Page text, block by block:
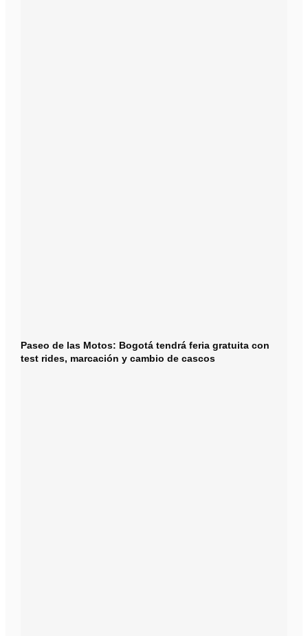
Paseo de las Motos: Bogotá tendrá feria gratuita con
test rides, marcación y cambio de cascos